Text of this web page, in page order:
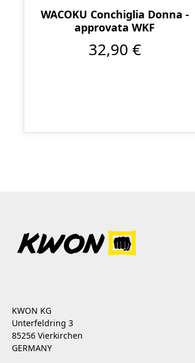
WACOKU Conchiglia Donna -
approvata WKF
32,90 €
KWON KG
Unterfeldring 3
85256 Vierkirchen
GERMANY